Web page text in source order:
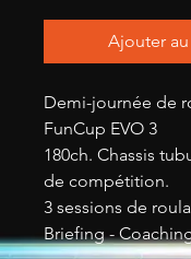
Ajouter
Demi-journée de
FunCup EVO 3
180ch. Chassis
de compétition.
3 sessions de
Briefing -